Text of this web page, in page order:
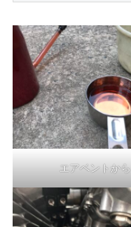
エアベントから